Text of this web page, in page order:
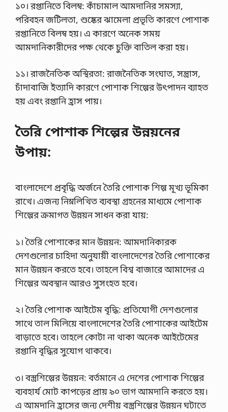
র
রা
।
খ
ন
১০। রপ্তানিতে বিলম্ব: কাঁচামাল আমদানির সমস্যা,
পরিবহন জটিলতা, শুষ্কের ঝামেলা প্রভৃতি কারণে পোশাক
রপ্তানিতে বিলম্ব হয়। এ কারণে অনেক সময়
আমদানিকারীদের পক্ষ থেকে চুক্তি বাতিল করা হয়।
১১। রাজনৈতিক অস্থিরতা: রাজনৈতিক সংঘাত, সন্ত্রাস,
চাঁদাবাজি ইত্যাদি কারণে পোশাক শিল্পের উৎপাদন ব্যাহত
হয় এবং রপ্তানি হ্রাস পায়।
তৈরি পোশাক শিল্পের উন্নয়নের
উপায়:
বাংলাদেশে প্রবৃদ্ধি অর্জনে তৈরি পোশাক শিল্প মূখ্য ভূমিকা
রাখে। এজন্য নিম্নলিখিত ব্যবস্থা গ্রহনের মাধ্যমে পোশাক
শিল্পের ক্রমাগত উন্নয়ন সাধন করা যায়:
১। তৈরি পোশাকের মান উন্নয়ন: আমদানিকারক
দেশগুলোর চাহিদা অনুযায়ী বাংলাদেশের তৈরি পোশাকের
মান উন্নয়ন করতে হবে। তাহলে বিশ্ব বাজারে আমাদের এ
শিল্পের অবস্থান আরও সুসংহত হবে।
২। তৈরি পোশাক আইটেম বৃদ্ধি: প্রতিযোগী দেশগুলোর
সাথে তাল মিলিয়ে বাংলাদেশের তৈরি পোশাকের আইটেম
বাড়াতে হবে। তাহলে কোটা না থাকা অনেক আইটেমের
রপ্তানি বৃদ্ধির সুযোগ থাকবে।
৩। বস্ত্রশিল্পের উন্নয়ন: বর্তমানে এ দেশের পোশাক শিল্পের
ব্যবহার্য মোট কাপড়ের প্রায় ৯০ ভাগ আমদানি করতে হয়।
এ আমদানি হ্রাসের জন্য দেশীয় বস্ত্রশিল্পের উন্নয়ন ঘটাতে